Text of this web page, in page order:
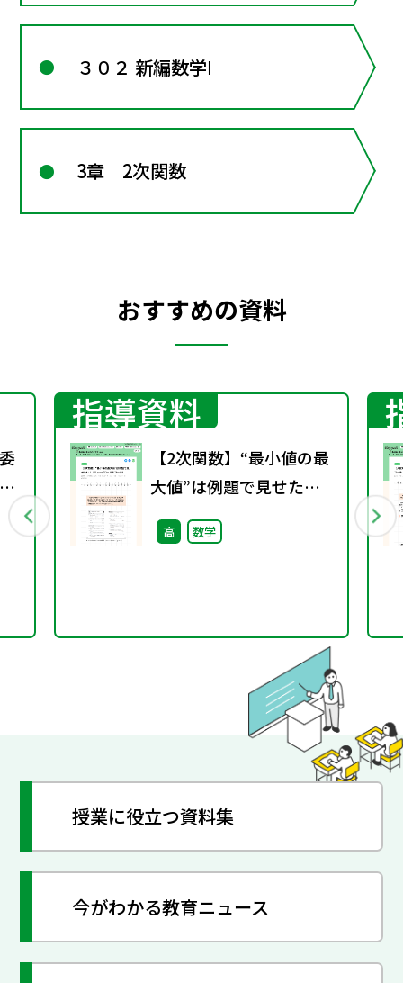
３０２ 新編数学Ⅰ
3章 2次関数
おすすめの資料
指導資料
【2次関数】“最小値の最
大値”は例題で見せた
い！（ニューグローバル
マーチ）
高 数学
授業に役立つ資料集
今がわかる教育ニュース